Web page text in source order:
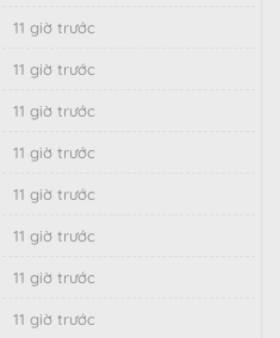
11 giờ trước
11 giờ trước
11 giờ trước
11 giờ trước
11 giờ trước
11 giờ trước
11 giờ trước
11 giờ trước